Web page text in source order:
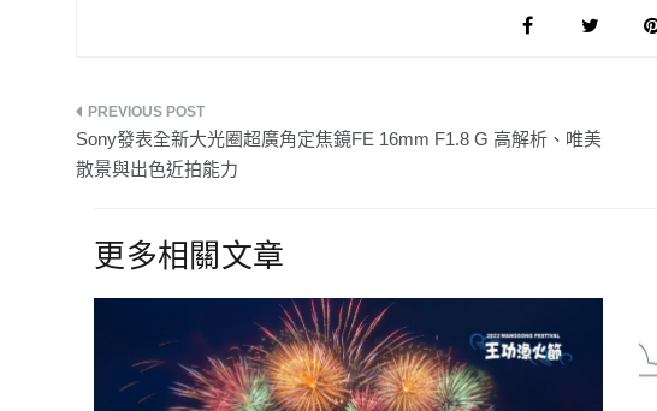
文
章
覽
Sony發表全新大光圈超廣角定焦鏡FE 16mm F1.8 G 高解析、唯美
散景與出色近拍能力
更多相關文章